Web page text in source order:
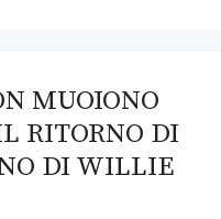
MUOIONO
RITORNO DI
DI WILLIE